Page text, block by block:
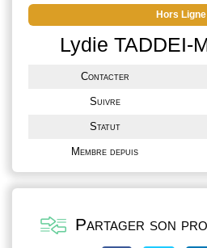
Hors Ligne
Lydie TADDEI-
Contacter
Suivre
Statut
Membre depuis
Partager son